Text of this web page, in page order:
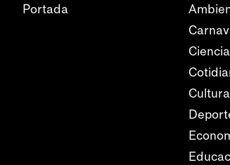
Portada
Ciencia
Cultura